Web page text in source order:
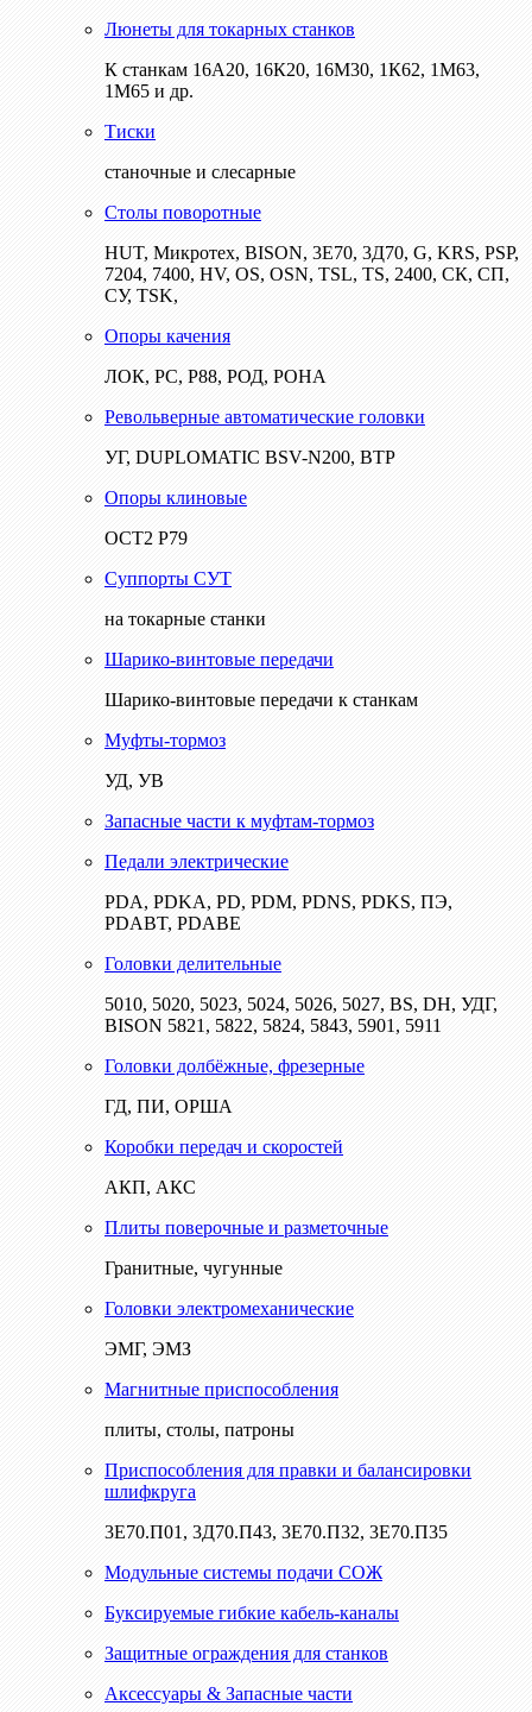
Люнеты для токарных станков
К станкам 16А20, 16К20, 16М30, 1К62, 1М63,
1М65 и др.
Тиски
станочные и слесарные
Столы поворотные
HUT, Микротех, BISON, 3Е70, 3Д70, G, KRS, PSP,
7204, 7400, HV, OS, OSN, TSL, TS, 2400, СК, СП,
СУ, TSK,
Опоры качения
ЛОК, РС, Р88, РОД, РОНА
Револьверные автоматические головки
УГ, DUPLOMATIC BSV-N200, ВТР
Опоры клиновые
ОСТ2 Р79
Суппорты СУТ
на токарные станки
Шарико-винтовые передачи
Шарико-винтовые передачи к станкам
Муфты-тормоз
УД, УВ
Запасные части к муфтам-тормоз
Педали электрические
PDA, PDKA, PD, PDM, PDNS, PDKS, ПЭ,
PDABT, PDABE
Головки делительные
5010, 5020, 5023, 5024, 5026, 5027, BS, DH, УДГ,
BISON 5821, 5822, 5824, 5843, 5901, 5911
Головки долбёжные, фрезерные
ГД, ПИ, ОРША
Коробки передач и скоростей
АКП, АКС
Плиты поверочные и разметочные
Гранитные, чугунные
Головки электромеханические
ЭМГ, ЭМЗ
Магнитные приспособления
плиты, столы, патроны
Приспособления для правки и балансировки
шлифкруга
3Е70.П01, 3Д70.П43, 3Е70.П32, 3Е70.П35
Модульные системы подачи СОЖ
Буксируемые гибкие кабель-каналы
Защитные ограждения для станков
Аксессуары & Запасные части